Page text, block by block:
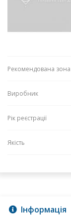
Рекомендована зона
Виробник
Рік реєстрації
Якість
Інформація